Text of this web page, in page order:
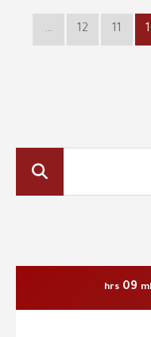
11
12
…
hrs 09